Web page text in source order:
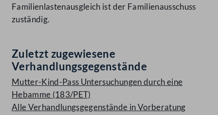
Familienlastenausgleich ist der Familienausschuss
zuständig.
Zuletzt zugewiesene
Verhandlungsgegenstände
Mutter-Kind-Pass Untersuchungen durch eine
Hebamme (183/PET)
Alle Verhandlungsgegenstände in Vorberatung